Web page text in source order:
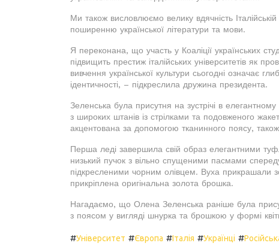
Ми також висловлюємо велику вдячність
поширенню української літератури та мови.
Я переконана, що участь у Коаліції українських
підвищить престиж італійських університетів як
вивчення української культури сьогодні означає
ідентичності, – підкреслила дружина президента.
Зеленська була присутня на зустрічі в
з широких штанів із стрілками та подовженого
акцентована за допомогою тканинного поясу,
Перша леді завершила свій образ елегантними
низький пучок з вільно спущеними пасмами
підкресленими чорним олівцем. Вуха прикрашали
прикріплена оригінальна золота брошка.
Нагадаємо, що Олена Зеленська раніше була
з поясом у вигляді шнурка та брошкою у формі
#Університет #Європа #Італія #Українці #